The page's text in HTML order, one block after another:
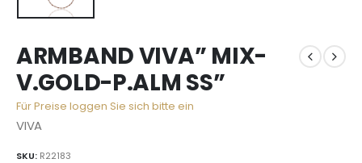
ARMBAND VIVA” MIX-
V.GOLD-P.ALM SS”
Für Preise loggen Sie sich bitte ein
VIVA
SKU: R22183